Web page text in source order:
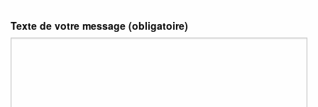
Texte de votre message (obligatoire)